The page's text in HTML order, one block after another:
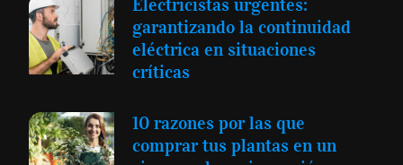
Electricistas urgentes:
garantizando la continuidad
eléctrica en situaciones
críticas
10 razones por las que
comprar tus plantas en un